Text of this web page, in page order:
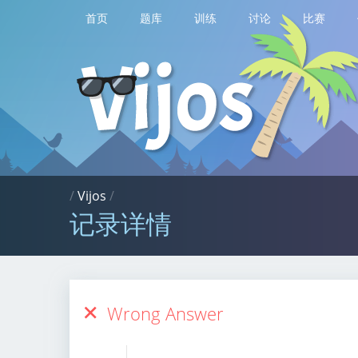
首页 题库 训练 讨论 比赛
/Vijos /
记录详情
Wrong Answer